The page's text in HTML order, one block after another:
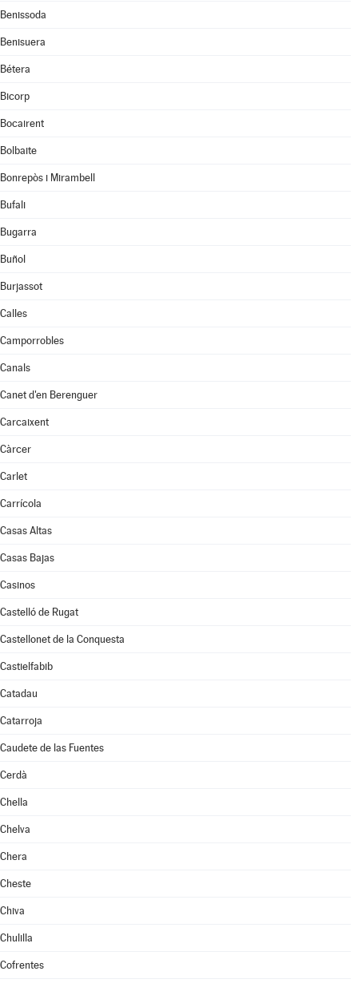
Benissoda
Benisuera
Bétera
Bicorp
Bocairent
Bolbaite
Bonrepòs i Mirambell
Bufali
Bugarra
Buñol
Burjassot
Calles
Camporrobles
Canals
Canet d'en Berenguer
Carcaixent
Càrcer
Carlet
Carrícola
Casas Altas
Casas Bajas
Casinos
Castelló de Rugat
Castellonet de la Conquesta
Castielfabib
Catadau
Catarroja
Caudete de las Fuentes
Cerdà
Chella
Chelva
Chera
Cheste
Chiva
Chulilla
Cofrentes